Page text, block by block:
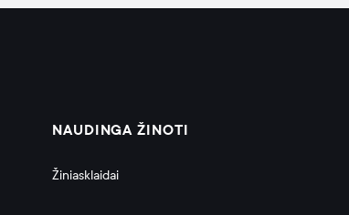
NAUDINGA ŽINOTI
Žiniasklaidai